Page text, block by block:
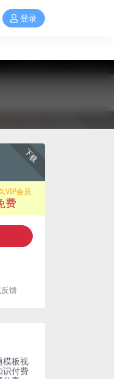
登录
下载
VIP会员
费
馈
模板视
识付费